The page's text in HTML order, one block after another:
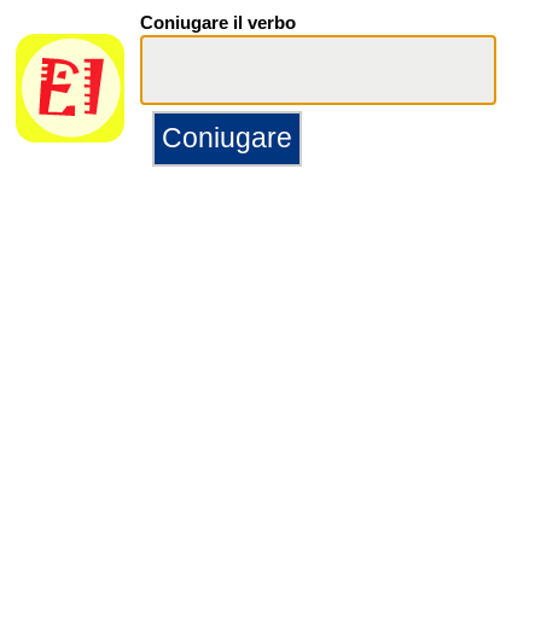
Coniugare il verbo